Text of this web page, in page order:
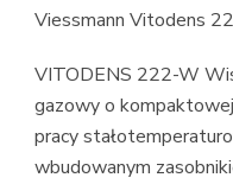
Viessmann Vitodens
VITODENS 222-W
gazowy o
pracy
wbudowanym